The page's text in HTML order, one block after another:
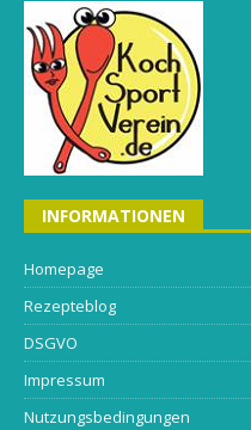
INFORMATIONEN
Homepage
Rezepteblog
DSGVO
Impressum
Nutzungsbedingungen